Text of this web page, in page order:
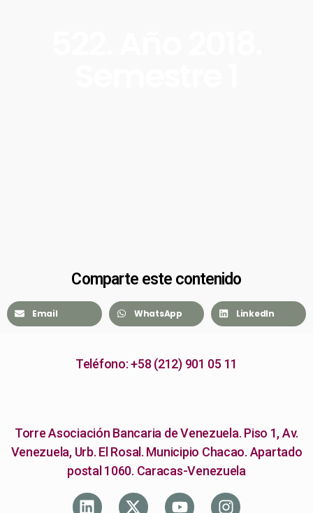
Comparte este contenido
Email WhatsApp LinkedIn
Teléfono: +58 (212) 901 05 11
Torre Asociación Bancaria de Venezuela. Piso 1, Av.
Venezuela, Urb. El Rosal. Municipio Chacao. Apartado
postal 1060. Caracas-Venezuela